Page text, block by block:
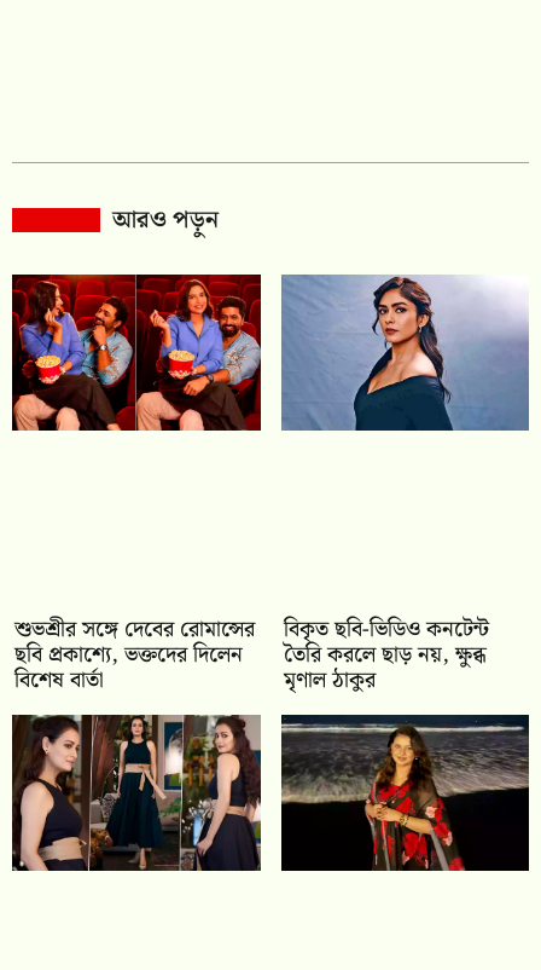
আরও পড়ুন
শুভশ্রীর সঙ্গে দেবের রোমান্সের
ছবি প্রকাশ্যে, ভক্তদের দিলেন
বিশেষ বার্তা
বিকৃত ছবি-ভিডিও কনটেন্ট
তৈরি করলে ছাড় নয়, ক্ষুব্ধ
মৃণাল ঠাকুর